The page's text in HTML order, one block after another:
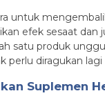
untuk
efek sesaat
satu produk
diragukan lagi
Suplemen